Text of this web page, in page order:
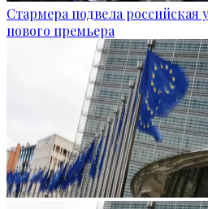
Стармера подвела российская
нового премьера